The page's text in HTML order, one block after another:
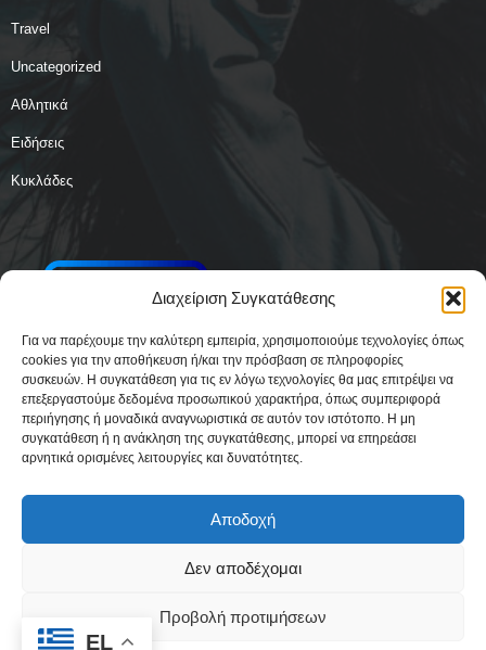
Διαχείριση Συγκατάθεσης
Για να παρέχουμε την καλύτερη εμπειρία, χρησιμοποιούμε τεχνολογίες όπως
cookies για την αποθήκευση ή/και την πρόσβαση σε πληροφορίες
συσκευών. Η συγκατάθεση για τις εν λόγω τεχνολογίες θα μας επιτρέψει να
επεξεργαστούμε δεδομένα προσωπικού χαρακτήρα, όπως συμπεριφορά
περιήγησης ή μοναδικά αναγνωριστικά σε αυτόν τον ιστότοπο. Η μη
συγκατάθεση ή η ανάκληση της συγκατάθεσης, μπορεί να επηρεάσει
αρνητικά ορισμένες λειτουργίες και δυνατότητες.
Αποδοχή
Δεν αποδέχομαι
Προβολή προτιμήσεων
Travel
Uncategorized
Αθλητικά
Ειδήσεις
Κυκλάδες
Όροι Χρήσης
Πολιτική απορρήτου & Cookies
Ταυτότητα
EL